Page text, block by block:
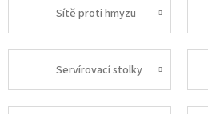
Sítě proti hmyzu
Servírovací stolky